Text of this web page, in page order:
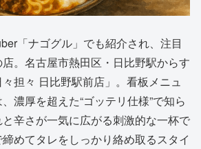
「ナゴグル」でも紹介され、注目
。名古屋市熱田区・日比野駅からす
担々 日比野駅前店」。看板メニュ
濃厚を超えた“ゴッテリ仕様”で知ら
辛さが一気に広がる刺激的な一杯で
めてタレをしっかり絡め取るスタイ